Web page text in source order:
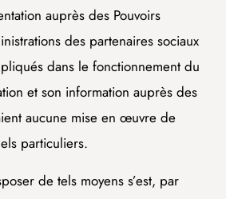
auprès des Pouvoirs
des partenaires sociaux
dans le fonctionnement du
et son information auprès des
aucune mise en œuvre de
particuliers.
de tels moyens s’est, par